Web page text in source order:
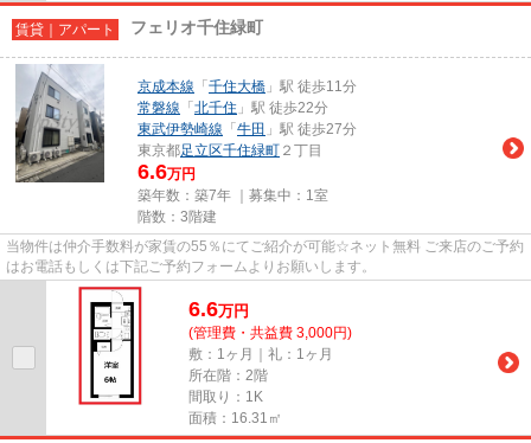
賃貸｜アパート フェリオ千住緑町
京成本線 「 千住大橋 」駅 徒歩11分
常磐線 「 北千住 」駅 徒歩22分
東武伊勢崎線 「 牛田 」駅 徒歩27分
東京都足立区千住緑町 ２丁目
6.6万円
築年数：築7年 ｜募集中： 1室
階数：3階建
当物件は仲介手数料が家賃の55％にてご紹介が可能☆ネット無料 ご来店のご予約
はお電話もしくは下記ご予約フォームよりお願いします。
6.6万円
(管理費・共益費 3,000円)
敷：1ヶ月｜礼：1ヶ月
所在階：2階
間取り：1K
面積：16.31㎡